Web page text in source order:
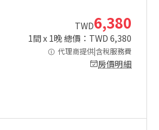
TWD6,380
1間 x 1晚 總價：TWD 6,380
代理商提供|含稅服務費
房價明細